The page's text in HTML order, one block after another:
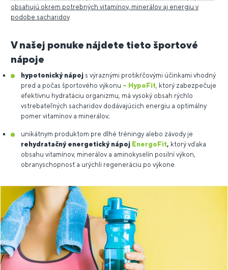
obsahujú okrem potrebných vitamínov, minerálov aj energiu v
podobe sacharidov.
V našej ponuke nájdete tieto športové
nápoje
hypotonický nápoj s výraznými protikŕčovými účinkami vhodný
pred a počas športového výkonu – HypoFit , ktorý zabezpečuje
efektívnu hydratáciu organizmu, má vysoký obsah rýchlo
vstrebateľných sacharidov dodávajúcich energiu a optimálny
pomer vitamínov a minerálov;
unikátnym produktom pre dlhé tréningy alebo závody je
rehydratačný energetický nápoj EnergoFit, ktorý vďaka
obsahu vitamínov, minerálov a aminokyselín posilní výkon,
obranyschopnosť a urýchli regeneráciu po výkone.